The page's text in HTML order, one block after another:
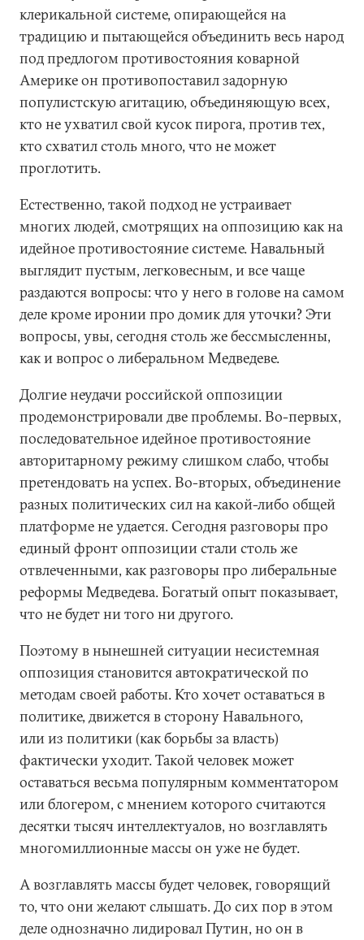
клерикальной системе, опирающейся на
традицию и пытающейся объединить весь народ
под предлогом противостояния коварной
Америке он противопоставил задорную
популистскую агитацию, объединяющую всех,
кто не ухватил свой кусок пирога, против тех,
кто схватил столь много, что не может
проглотить.
Естественно, такой подход не устраивает
многих людей, смотрящих на оппозицию как на
идейное противостояние системе. Навальный
выглядит пустым, легковесным, и все чаще
раздаются вопросы: что у него в голове на самом
деле кроме иронии про домик для уточки? Эти
вопросы, увы, сегодня столь же бессмысленны,
как и вопрос о либеральном Медведеве.
Долгие неудачи российской оппозиции
продемонстрировали две проблемы. Во-первых,
последовательное идейное противостояние
авторитарному режиму слишком слабо, чтобы
претендовать на успех. Во-вторых, объединение
разных политических сил на какой-либо общей
платформе не удается. Сегодня разговоры про
единый фронт оппозиции стали столь же
отвлеченными, как разговоры про либеральные
реформы Медведева. Богатый опыт показывает,
что не будет ни того ни другого.
Поэтому в нынешней ситуации несистемная
оппозиция становится автократической по
методам своей работы. Кто хочет оставаться в
политике, движется в сторону Навального,
или из политики (как борьбы за власть)
фактически уходит. Такой человек может
оставаться весьма популярным комментатором
или блогером, с мнением которого считаются
десятки тысяч интеллектуалов, но возглавлять
многомиллионные массы он уже не будет.
А возглавлять массы будет человек, говорящий
то, что они желают слышать. До сих пор в этом
деле однозначно лидировал Путин, но он в